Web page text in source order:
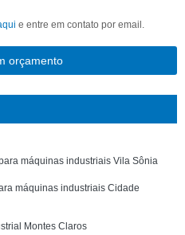
e entre em contato por email.
orçamento
máquinas industriais Vila Sônia
máquinas industriais Cidade
Montes Claros